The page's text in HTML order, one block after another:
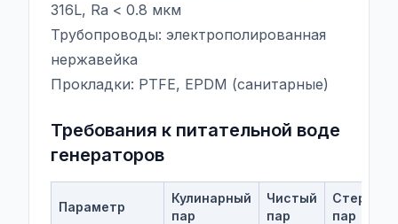
316L, Ra < 0.8 мкм
Трубопроводы: электрополированная
нержавейка
Прокладки: PTFE, EPDM (санитарные)
Требования к питательной воде
генераторов
Параметр
Кулинарный
пар
Чистый
пар
пар